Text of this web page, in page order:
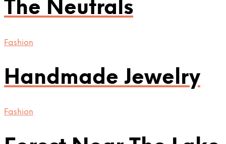
The Neutrals
Fashion
Handmade Jewelry
Fashion